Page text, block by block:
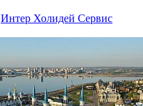
Интер Холидей Сервис